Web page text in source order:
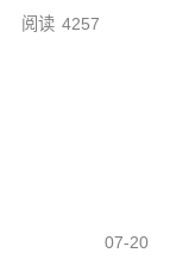
阅读 4257
07-20